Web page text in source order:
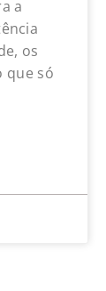
a
os
que só